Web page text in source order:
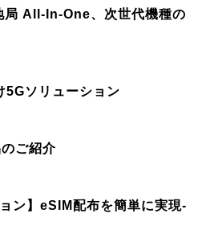
局 All-In-One、次世代機種の
5Gソリューション
ご紹介
ン】eSIM配布を簡単に実現-